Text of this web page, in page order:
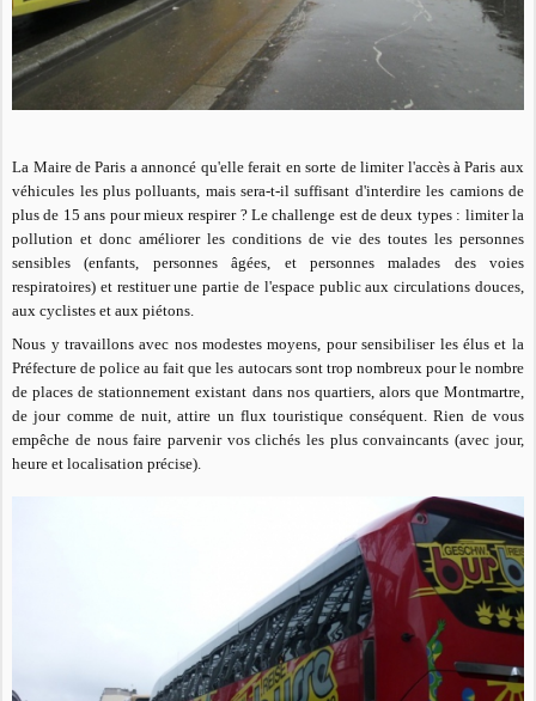
La Maire de Paris a annoncé qu'elle ferait en sorte de limiter l'accès à Paris aux
véhicules les plus polluants, mais sera-t-il suffisant d'interdire les camions de
plus de 15 ans pour mieux respirer ? Le challenge est de deux types : limiter la
pollution et donc améliorer les conditions de vie des toutes les personnes
sensibles (enfants, personnes âgées, et personnes malades des voies
respiratoires) et restituer une partie de l'espace public aux circulations douces,
aux cyclistes et aux piétons.
Nous y travaillons avec nos modestes moyens, pour sensibiliser les élus et la
Préfecture de police au fait que les autocars sont trop nombreux pour le nombre
de places de stationnement existant dans nos quartiers, alors que Montmartre,
de jour comme de nuit, attire un flux touristique conséquent. Rien de vous
empêche de nous faire parvenir vos clichés les plus convaincants (avec jour,
heure et localisation précise).